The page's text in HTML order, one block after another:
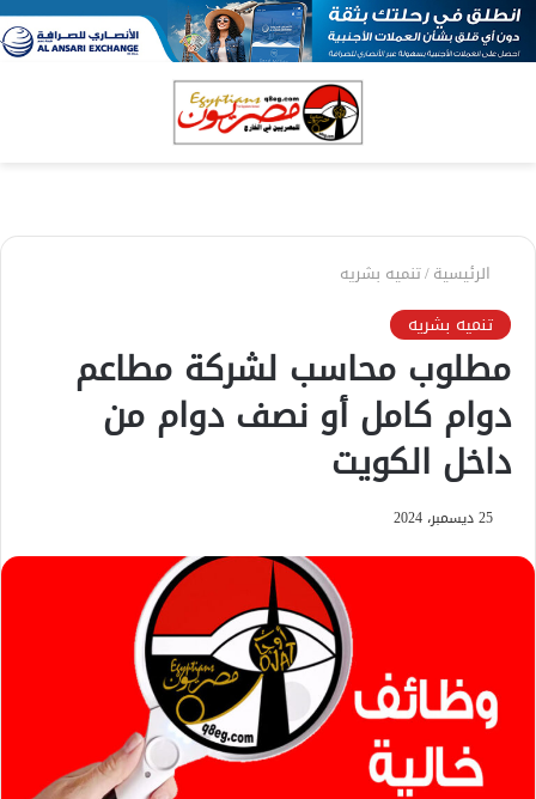
الرئيسية/تنميه بشريه
تنميه بشريه
مطلوب محاسب لشركة مطاعم
دوام كامل أو نصف دوام من
داخل الكويت
25 ديسمبر، 2024